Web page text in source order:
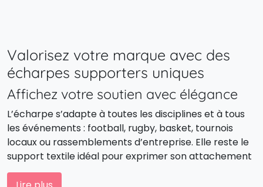
Valorisez votre marque avec des
écharpes supporters uniques
Affichez votre soutien avec élégance
L’écharpe s’adapte à toutes les disciplines et à tous
les événements : football, rugby, basket, tournois
locaux ou rassemblements d’entreprise. Elle reste le
support textile idéal pour exprimer son attachement
à un club, une marque ou une cause, tout en gardant
une touche élégante et intemporelle.